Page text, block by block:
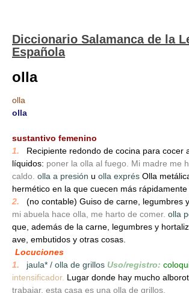
Diccionario Salamanca de la
Española
olla
olla
olla
sustantivo femenino
1.
Recipiente redondo de cocina para cocer
líquidos: poner la olla al fuego. Mi madre me
caldo. olla a presión u olla exprés Olla
hermético en la que cuecen más rápidamente
2.
(no contable) Guiso de carne, legumbres
mi abuela hace olla, me harto de comer. olla
que, además de la carne, legumbres y
ave, embutidos y otras cosas.
Locuciones
1.
jaula* / olla de grillos Uso/registro:
intensificador. Lugar donde hay mucho
trabajar, esta casa es una olla de grillos.